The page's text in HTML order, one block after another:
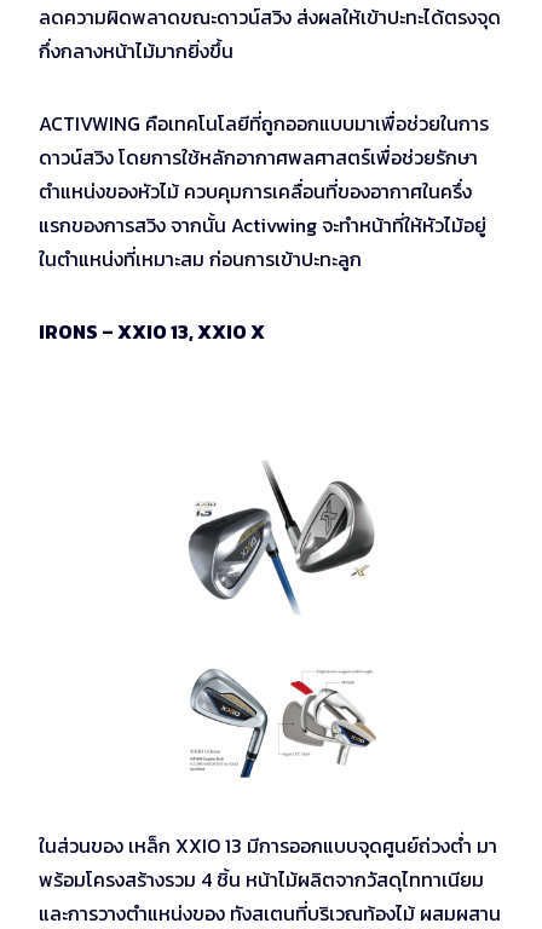
ลดความผิดพลาดขณะดาวน์สวิง ส่งผลให้เข้าปะทะได้ตรงจุด
กึ่งกลางหน้าไม้มากยิ่งขึ้น
ACTIVWING คือเทคโนโลยีที่ถูกออกแบบมาเพื่อช่วยในการ
ดาวน์สวิง โดยการใช้หลักอากาศพลศาสตร์เพื่อช่วยรักษา
ตำแหน่งของหัวไม้ ควบคุมการเคลื่อนที่ของอากาศในครึ่ง
แรกของการสวิง จากนั้น Activwing จะทําหน้าที่ให้หัวไม้อยู่
ในตำแหน่งที่เหมาะสม ก่อนการเข้าปะทะลูก
IRONS – XXIO 13, XXIO X
ในส่วนของ เหล็ก XXIO 13 มีการออกแบบจุดศูนย์ถ่วงต่ำ มา
พร้อมโครงสร้างรวม 4 ชิ้น หน้าไม้ผลิตจากวัสดุไททาเนียม
และการวางตำแหน่งของ ทังสเตนที่บริเวณท้องไม้ ผสมผสาน